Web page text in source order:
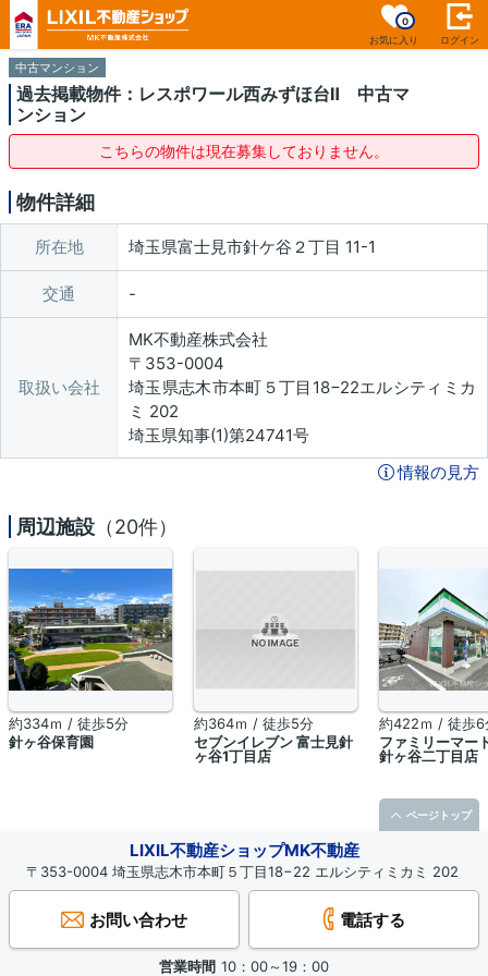
お気に入り
0
ログイン
中古マンション
過去掲載物件：レスポワール西みずほ台Ⅱ 中古マ
ンション
こちらの物件は現在募集しておりません。
物件詳細
所在地 埼玉県富士見市針ケ谷２丁目 11-1
交通
取扱い会社
MK不動産株式会社
〒353-0004
埼玉県志木市本町５丁目18−22エルシティミカ
ミ 202
埼玉県知事(1)第24741号
情報の見方
周辺施設 （20件）
約334ｍ / 徒歩5分
針ヶ谷保育園
約364ｍ / 徒歩5分
セブンイレブン 富士見針
ヶ谷1丁目店
約422ｍ / 徒歩6
ファミリーマー
針ヶ谷二丁目店
LIXIL不動産ショップMK不動産
〒353-0004 埼玉県志木市本町５丁目18−22 エルシティミカミ 202
お問い合わせ 電話する
営業時間 10：00～19：00
ページトップ